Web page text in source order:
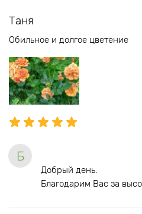
Таня
Обильное и долгое цветение
Б
Добрый день.
Благодарим Вас за